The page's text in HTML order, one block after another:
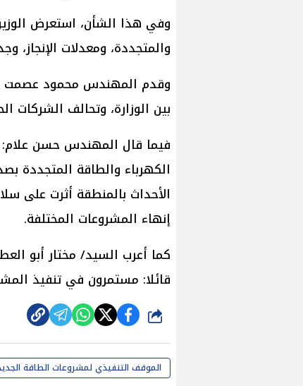
وفي هذا الشأن، استعرض
والمتجددة، ومعدلات الإنجاز،
وقدم المهندس محمود عصمت
بين الوزارة، وتحالف الشركات
فيما قال المهندس حسن علام:
الكهرباء والطاقة المتجددة
الأحداث بالمنطقة أثرت على
إنهاء المشروعات المختلفة.
كما أعرب السيد/ مختار أبو
قائلا: مستمرون في تنفيذ
شارك
الموقف التنفيذي لمشروعات الطاقة